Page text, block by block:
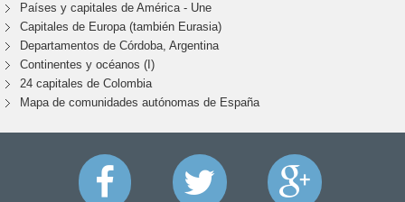
Países y capitales de América - Une
Capitales de Europa (también Eurasia)
Departamentos de Córdoba, Argentina
Continentes y océanos (I)
24 capitales de Colombia
Mapa de comunidades autónomas de España